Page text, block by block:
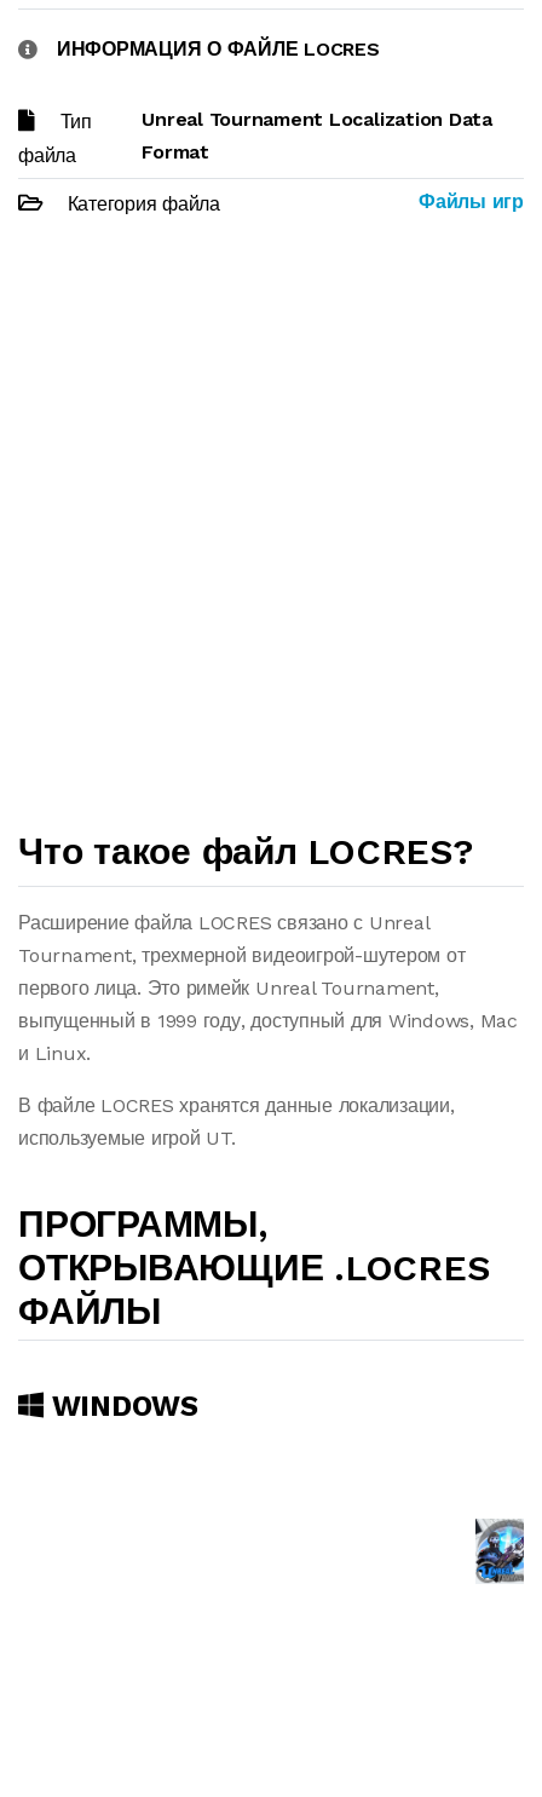
ИНФОРМАЦИЯ О ФАЙЛЕ LOCRES
Тип
файла
Unreal Tournament Localization Data
Format
Категория файла Файлы игр
Что такое файл LOCRES?
Расширение файла LOCRES связано с Unreal
Tournament, трехмерной видеоигрой-шутером от
первого лица. Это римейк Unreal Tournament,
выпущенный в 1999 году, доступный для Windows, Mac
и Linux.
В файле LOCRES хранятся данные локализации,
используемые игрой UT.
ПРОГРАММЫ,
ОТКРЫВАЮЩИЕ .LOCRES
ФАЙЛЫ
WINDOWS